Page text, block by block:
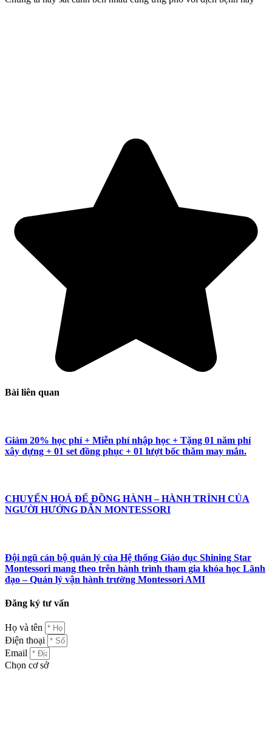
Bài liên quan
Giảm 20% học phí + Miễn phí nhập học + Tặng 01 năm phí
xây dựng + 01 set đồng phục + 01 lượt bốc thăm may mắn.
CHUYỂN HOÁ ĐỂ ĐỒNG HÀNH – HÀNH TRÌNH CỦA
NGƯỜI HƯỚNG DẪN MONTESSORI
Đội ngũ cán bộ quản lý của Hệ thống Giáo dục Shining Star
Montessori mang theo trên hành trình tham gia khóa học Lãnh
đạo – Quản lý vận hành trường Montessori AMI
Đăng ký tư vấn
Họ và tên
Điện thoại
Email
Chọn cơ sở